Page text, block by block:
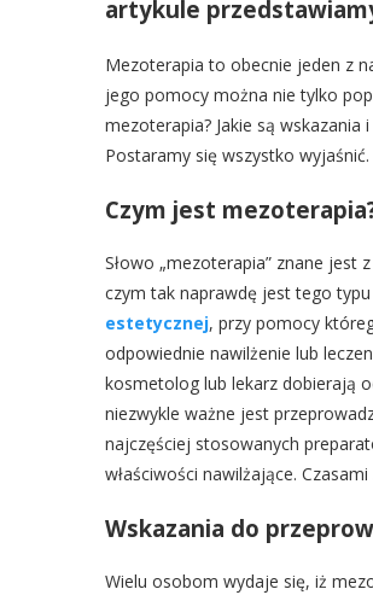
artykule
Mezoterapia to obecnie jeden z
jego pomocy można nie tylko
mezoterapia? Jakie są
Postaramy się wszystko wyjaśnić.
Czym jest
Słowo „mezoterapia” znane jest
czym tak naprawdę jest tego
estetycznej, przy pomocy
odpowiednie nawilżenie lub
kosmetolog lub lekarz dobierają
niezwykle ważne jest
najczęściej stosowanych
właściwości nawilżające.
Wskazania do
Wielu osobom wydaje się, iż